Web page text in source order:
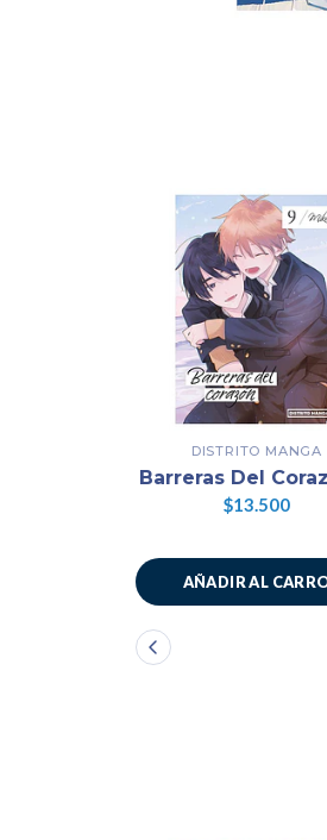
DISTRITO MANGA
Barreras Del
$13.500
AÑADIR AL